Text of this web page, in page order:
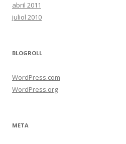
abril 2011
juliol 2010
BLOGROLL
WordPress.com
WordPress.org
META